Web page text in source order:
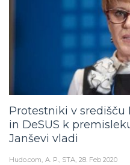
Protestniki v središču
in DeSUS k
Janševi vladi
Hudo.com A. P., STA 28. Feb 2020